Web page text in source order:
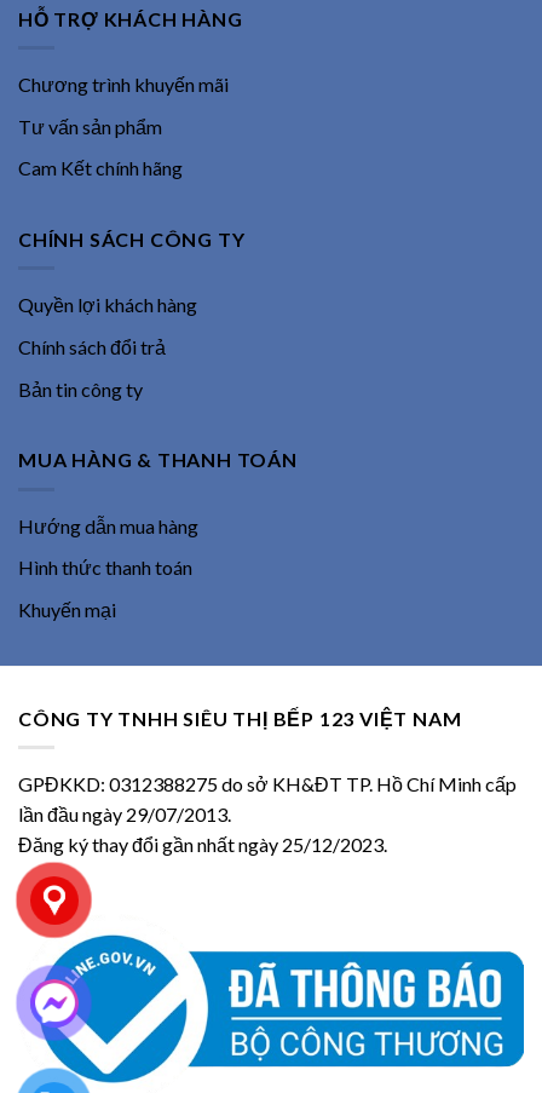
HỖ TRỢ KHÁCH HÀNG
Chương trình khuyến mãi
Tư vấn sản phẩm
Cam Kết chính hãng
CHÍNH SÁCH CÔNG TY
Quyền lợi khách hàng
Chính sách đổi trả
Bản tin công ty
MUA HÀNG & THANH TOÁN
Hướng dẫn mua hàng
Hình thức thanh toán
Khuyến mại
CÔNG TY TNHH SIÊU THỊ BẾP 123 VIỆT NAM
GPĐKKD: 0312388275 do sở KH&ĐT TP. Hồ Chí Minh cấp
lần đầu ngày 29/07/2013.
Đăng ký thay đổi gần nhất ngày 25/12/2023.